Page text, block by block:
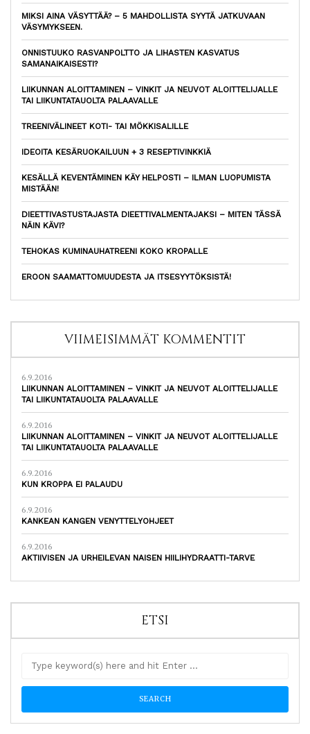
MIKSI AINA VÄSYTTÄÄ? – 5 MAHDOLLISTA SYYTÄ JATKUVAAN
VÄSYMYKSEEN.
ONNISTUUKO RASVANPOLTTO JA LIHASTEN KASVATUS
SAMANAIKAISESTI?
LIIKUNNAN ALOITTAMINEN – VINKIT JA NEUVOT ALOITTELIJALLE
TAI LIIKUNTATAUOLTA PALAAVALLE
TREENIVÄLINEET KOTI- TAI MÖKKISALILLE
IDEOITA KESÄRUOKAILUUN + 3 RESEPTIVINKKIÄ
KESÄLLÄ KEVENTÄMINEN KÄY HELPOSTI – ILMAN LUOPUMISTA
MISTÄÄN!
DIEETTIVASTUSTAJASTA DIEETTIVALMENTAJAKSI – MITEN TÄSSÄ
NÄIN KÄVI?
TEHOKAS KUMINAUHATREENI KOKO KROPALLE
EROON SAAMATTOMUUDESTA JA ITSESYYTÖKSISTÄ!
VIIMEISIMMÄT KOMMENTIT
6.9.2016
LIIKUNNAN ALOITTAMINEN – VINKIT JA NEUVOT ALOITTELIJALLE
TAI LIIKUNTATAUOLTA PALAAVALLE
6.9.2016
LIIKUNNAN ALOITTAMINEN – VINKIT JA NEUVOT ALOITTELIJALLE
TAI LIIKUNTATAUOLTA PALAAVALLE
6.9.2016
KUN KROPPA EI PALAUDU
6.9.2016
KANKEAN KANGEN VENYTTELYOHJEET
6.9.2016
AKTIIVISEN JA URHEILEVAN NAISEN HIILIHYDRAATTI-TARVE
ETSI